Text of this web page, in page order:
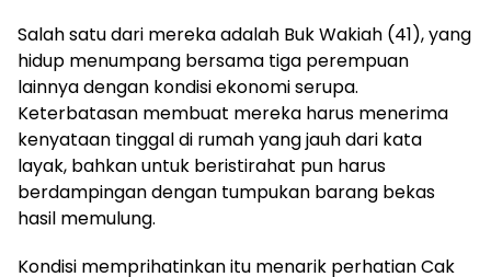
Salah satu dari mereka adalah Buk Wakiah (41), yang
hidup menumpang bersama tiga perempuan
lainnya dengan kondisi ekonomi serupa.
Keterbatasan membuat mereka harus menerima
kenyataan tinggal di rumah yang jauh dari kata
layak, bahkan untuk beristirahat pun harus
berdampingan dengan tumpukan barang bekas
hasil memulung.
Kondisi memprihatinkan itu menarik perhatian Cak